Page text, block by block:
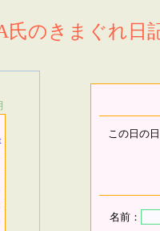
氏のきまぐれ日
この日の
名前：